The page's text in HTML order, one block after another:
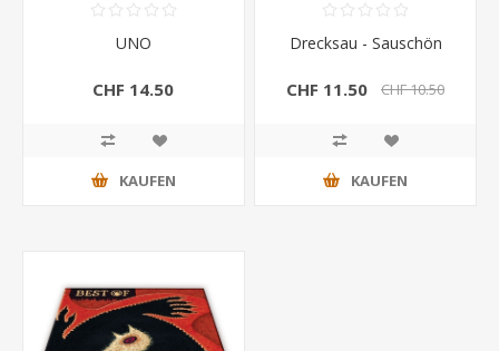
UNO
CHF 14.50
KAUFEN
Drecksau - Sauschön
CHF 11.50 CHF 10.50
KAUFEN